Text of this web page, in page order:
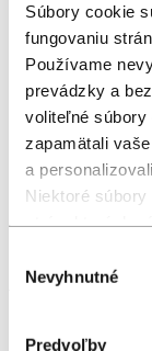
Súbory cookie
fungovaniu
Používame
prevádzky a
voliteľné
zapamätali
a
Niektoré
zhromaždené
súhlasu
Nevyhnutné
Predvoľby
Presné
Bauxit
Odvetvia, pre
Inovácie,
Hliník
Výrobky a
Lisované